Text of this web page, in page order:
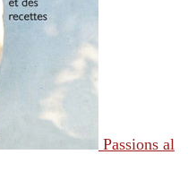
Passions al